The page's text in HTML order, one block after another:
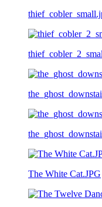
The White Cat.JPG